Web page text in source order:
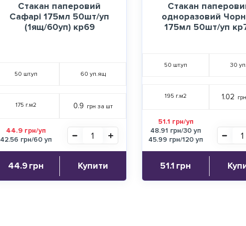
Стакан паперовий
Сафарі 175мл 50шт/уп
(1ящ/60уп) кр69
50 шт.уп 60 уп.ящ
175 г.м2 0.9 грн за шт
44.9 грн/уп
42.56 грн/60 уп
44.9грн Купити
Стакан
одноразовий
175мл 50шт/уп
50 шт.уп 30
195 г.м2 1.02
51.1 грн/уп
48.91 грн/30 уп
45.99 грн/120 уп
51.1 грн